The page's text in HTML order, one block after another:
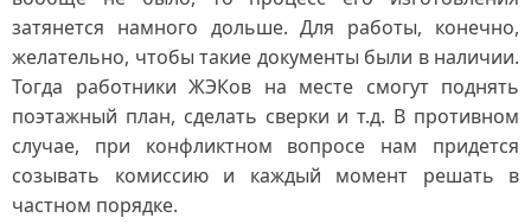
затянется намного дольше. Для работы, конечно,
желательно, чтобы такие документы были в наличии.
Тогда работники ЖЭКов на месте смогут поднять
поэтажный план, сделать сверки и т.д. В противном
случае, при конфликтном вопросе нам придется
созывать комиссию и каждый момент решать в
частном порядке.